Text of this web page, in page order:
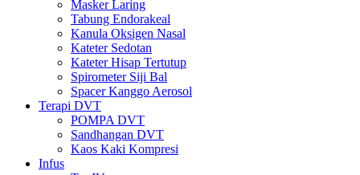
Masker Laring
Tabung Endorakeal
Kanula Oksigen Nasal
Kateter Sedotan
Kateter Hisap Tertutup
Spirometer Siji Bal
Spacer Kanggo Aerosol
Terapi DVT
POMPA DVT
Sandhangan DVT
Kaos Kaki Kompresi
Infus